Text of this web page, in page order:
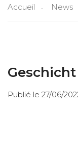
Accueil News
Publié le 27/06/